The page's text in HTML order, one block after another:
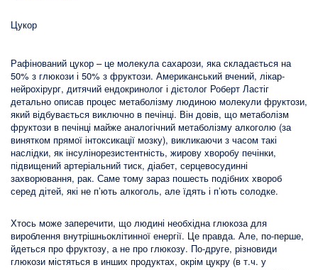
Цукор
Рафінований цукор – це молекула сахарози, яка складається на
50% з глюкози і 50% з фруктози. Американський вчений, лікар-
нейрохірург, дитячий ендокринолог і дієтолог Роберт Ластіг
детально описав процес метаболізму людиною молекули фруктози,
який відбувається виключно в печінці. Він довів, що метаболізм
фруктози в печінці майже аналогічний метаболізму алкоголю (за
винятком прямої інтоксикації мозку), викликаючи з часом такі
наслідки, як інсулінорезистентність, жирову хворобу печінки,
підвищений артеріальний тиск, діабет, серцевосудинні
захворювання, рак. Саме тому зараз пошесть подібних хвороб
серед дітей, які не п’ють алкоголь, але їдять і п’ють солодке.
Хтось може заперечити, що людині необхідна глюкоза для
вироблення внутрішньоклітинної енергії. Це правда. Але, по-перше,
йдеться про фруктозу, а не про глюкозу. По-друге, різновиди
глюкози містяться в инших продуктах, окрім цукру (в т.ч. у